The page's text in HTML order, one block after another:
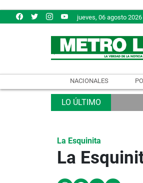
jueves, 06 agosto 2026
NACIONALES
La Esquinita
La